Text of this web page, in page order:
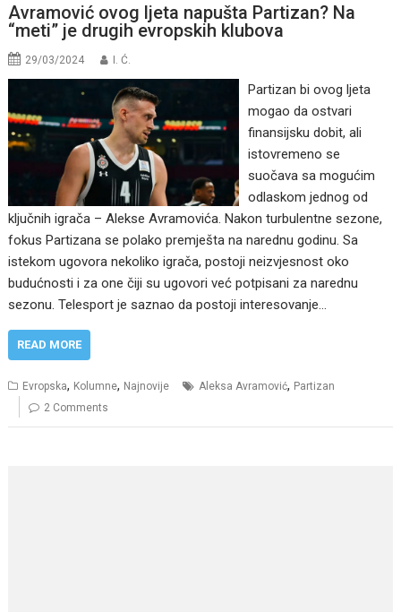
Avramović ovog ljeta napušta Partizan? Na
“meti” je drugih evropskih klubova
29/03/2024 I. Ć.
Partizan bi ovog ljeta
mogao da ostvari
finansijsku dobit, ali
istovremeno se
suočava sa mogućim
odlaskom jednog od
ključnih igrača – Alekse Avramovića. Nakon turbulentne sezone,
fokus Partizana se polako premješta na narednu godinu. Sa
istekom ugovora nekoliko igrača, postoji neizvjesnost oko
budućnosti i za one čiji su ugovori već potpisani za narednu
sezonu. Telesport je saznao da postoji interesovanje…
READ MORE
Evropska, Kolumne, Najnovije Aleksa Avramović, Partizan
2 Comments